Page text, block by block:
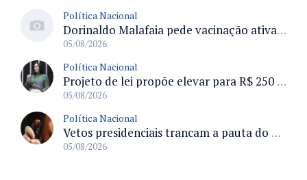
Política Nacional
Dorinaldo Malafaia pede vacinação ativa ao Ministério da Saúde para reverter queda na cobertura vacinal no Brasil
05/08/2026
Política Nacional
Projeto de lei propõe elevar para R$ 250 mil limite de isenção do IPI para pessoas com deficiência e autismo
05/08/2026
Política Nacional
Vetos presidenciais trancam a pauta do Congresso com 87 itens pendentes e incluem trechos do Orçamento de 2026
05/08/2026